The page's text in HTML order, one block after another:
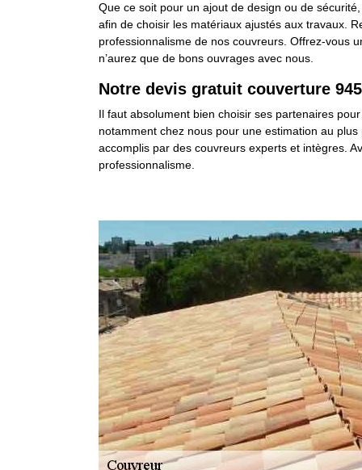
Que ce soit pour un ajout de design ou de
afin de choisir les matériaux ajustés aux travaux.
professionnalisme de nos couvreurs. Offrez-vous
n’aurez que de bons ouvrages avec nous.
Notre devis gratuit couverture
Il faut absolument bien choisir ses partenaires
notamment chez nous pour une estimation au
accomplis par des couvreurs experts et intègres.
professionnalisme.